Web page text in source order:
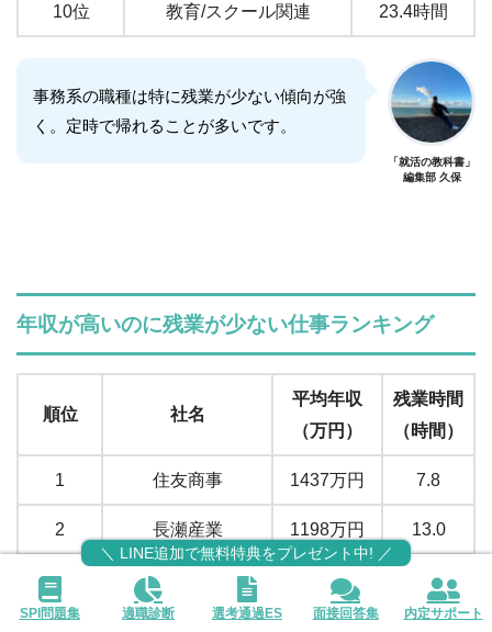
10位 教育/スクール関連 23.4時間
事務系の職種は特に残業が少ない傾向が強
く。定時で帰れることが多いです。
「就活の教科書」
編集部 久保
年収が高いのに残業が少ない仕事ランキング
順位 社名
平均年収
（万円）
残業時間
（時間）
1 住友商事 1437万円 7.8
2 長瀬産業 1198万円 13.0
3 野村不動産 1162万円 10.9
SPI問題集 適職診断 選考通過ES 面接回答集 内定サポート
＼ LINE追加で無料特典をプレゼント中! ／